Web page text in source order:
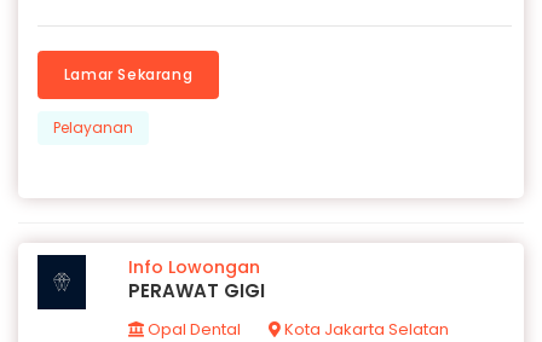
Lamar Sekarang
Pelayanan
Info Lowongan
PERAWAT GIGI
Opal Dental
Kota Jakarta Selatan